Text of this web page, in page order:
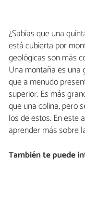
¿Sabías que una
está cubierta por
geológicas son más
Una montaña es una
que a menudo
superior. Es más
que una colina, pero
los de estos. En este
aprender más sobre
También te puede